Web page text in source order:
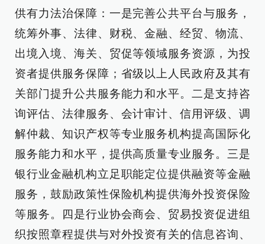
供有力法治保障：一是完善公共平台与服务，
统筹外事、法律、财税、金融、经贸、物流、
出境入境、海关、贸促等领域服务资源，为投
资者提供服务保障；省级以上人民政府及其有
关部门提升公共服务能力和水平。二是支持咨
询评估、法律服务、会计审计、信用评级、调
解仲裁、知识产权等专业服务机构提高国际化
服务能力和水平，提供高质量专业服务。三是
银行业金融机构立足职能定位提供融资等金融
服务，鼓励政策性保险机构提供海外投资保险
等服务。四是行业协会商会、贸易投资促进组
织按照章程提供与对外投资有关的信息咨询、